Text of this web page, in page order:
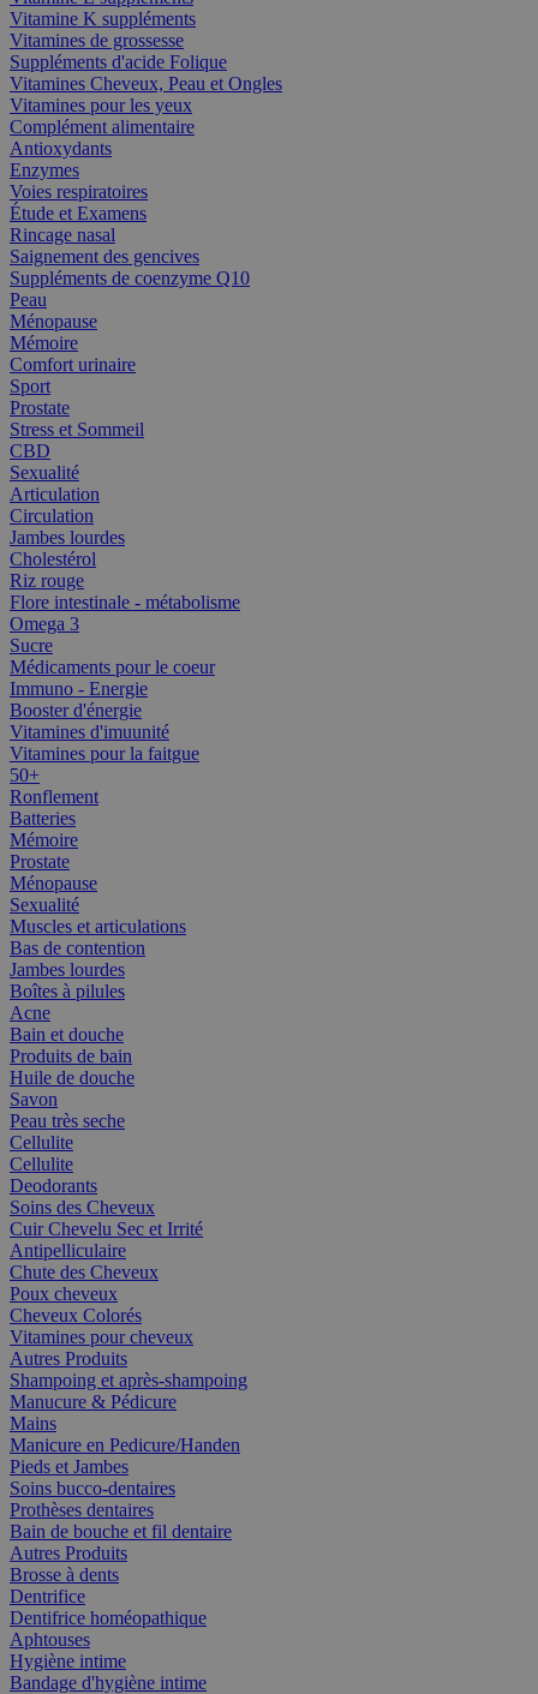
Vitamine K suppléments
Vitamines de grossesse
Suppléments d'acide Folique
Vitamines Cheveux, Peau et Ongles
Vitamines pour les yeux
Complément alimentaire
Antioxydants
Enzymes
Voies respiratoires
Étude et Examens
Rincage nasal
Saignement des gencives
Suppléments de coenzyme Q10
Peau
Ménopause
Mémoire
Comfort urinaire
Sport
Prostate
Stress et Sommeil
CBD
Sexualité
Articulation
Circulation
Jambes lourdes
Cholestérol
Riz rouge
Flore intestinale - métabolisme
Omega 3
Sucre
Médicaments pour le coeur
Immuno - Energie
Booster d'énergie
Vitamines d'imuunité
Vitamines pour la faitgue
50+
Ronflement
Batteries
Mémoire
Prostate
Ménopause
Sexualité
Muscles et articulations
Bas de contention
Jambes lourdes
Boîtes à pilules
Acne
Bain et douche
Produits de bain
Huile de douche
Savon
Peau très seche
Cellulite
Cellulite
Deodorants
Soins des Cheveux
Cuir Chevelu Sec et Irrité
Antipelliculaire
Chute des Cheveux
Poux cheveux
Cheveux Colorés
Vitamines pour cheveux
Autres Produits
Shampoing et après-shampoing
Manucure & Pédicure
Mains
Manicure en Pedicure/Handen
Pieds et Jambes
Soins bucco-dentaires
Prothèses dentaires
Bain de bouche et fil dentaire
Autres Produits
Brosse à dents
Dentrifice
Dentifrice homéopathique
Aphtouses
Hygiène intime
Bandage d'hygiène intime